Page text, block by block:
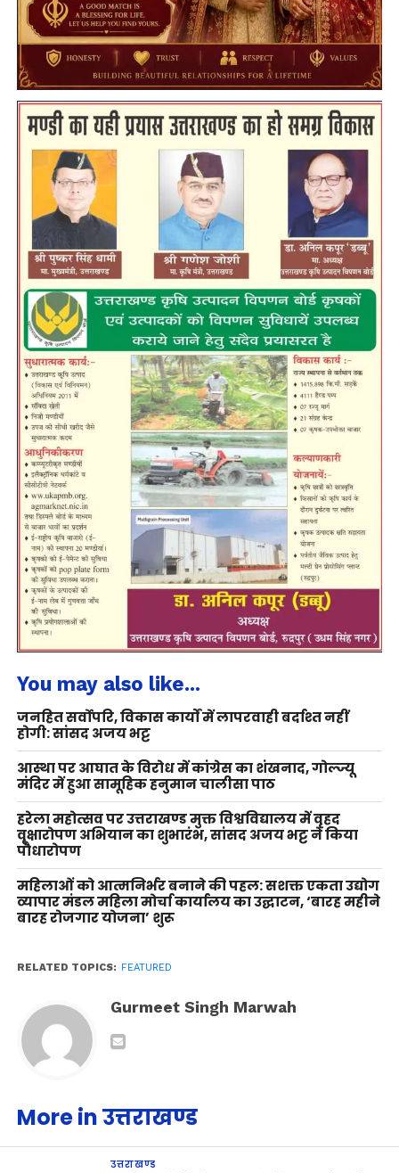
You may also like...
जनहित सर्वोपरि, विकास कार्यों में लापरवाही बर्दाश्त नहीं
होगी: सांसद अजय भट्ट
आस्था पर आघात के विरोध में कांग्रेस का शंखनाद, गोल्ज्यू
मंदिर में हुआ सामूहिक हनुमान चालीसा पाठ
हरेला महोत्सव पर उत्तराखण्ड मुक्त विश्वविद्यालय में वृहद
वृक्षारोपण अभियान का शुभारंभ, सांसद अजय भट्ट ने किया
पौधारोपण
महिलाओं को आत्मनिर्भर बनाने की पहल: सशक्त एकता उद्योग
व्यापार मंडल महिला मोर्चा कार्यालय का उद्घाटन, ‘बारह महीने
बारह रोजगार योजना’ शुरू
RELATED TOPICS: FEATURED
Gurmeet Singh Marwah
More in उत्तराखण्ड
उत्तराखण्ड